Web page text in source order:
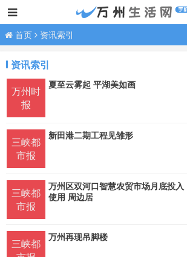
首页 资讯索引
资讯索引
万州时
报
夏至云雾起 平湖美如画
三峡都
市报
新田港二期工程见雏形
三峡都
市报
万州区双河口智慧农贸市场月底投入
使用 周边居
三峡都
万州再现吊脚楼